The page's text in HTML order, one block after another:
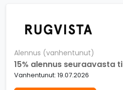
Alennus (vanhentunut)
15% alennus seuraavasta
Vanhentunut: 19.07.2026